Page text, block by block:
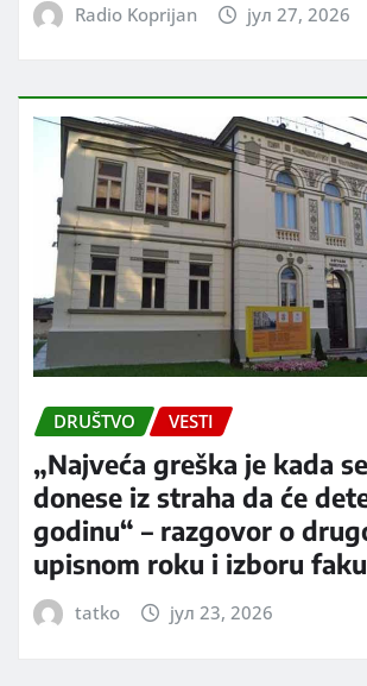
Radio Koprijan јул 27, 2026
DRUŠTVO VESTI
„Najveća greška je kada
donese iz straha da će
godinu“ – razgovor o
upisnom roku i izboru
tatko јул 23, 2026